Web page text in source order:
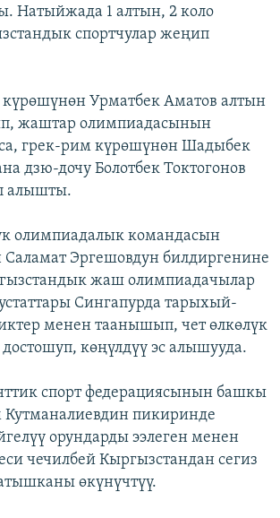
Натыйжада 1 алтын, 2 коло
спортчулар жеңип
Урматбек Аматов алтын
жаштар олимпиадасынын
грек-рим күрөшүнөн Шадыбек
дзю-дочу Болотбек Токтогонов
алышты.
олимпиадалык командасын
Эргешовдун билдиргенине
жаш олимпиадачылар
Сингапурда тарыхый-
менен таанышып, чет өлкөлүк
көңүлдүү эс алышууда.
спорт федерациясынын башкы
пикиринде
орундарды ээлеген менен
чечилбей Кыргызстандан сегиз
өкүнүчтүү.